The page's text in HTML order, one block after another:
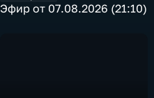
Эфир от 07.08.2026 (21:10)